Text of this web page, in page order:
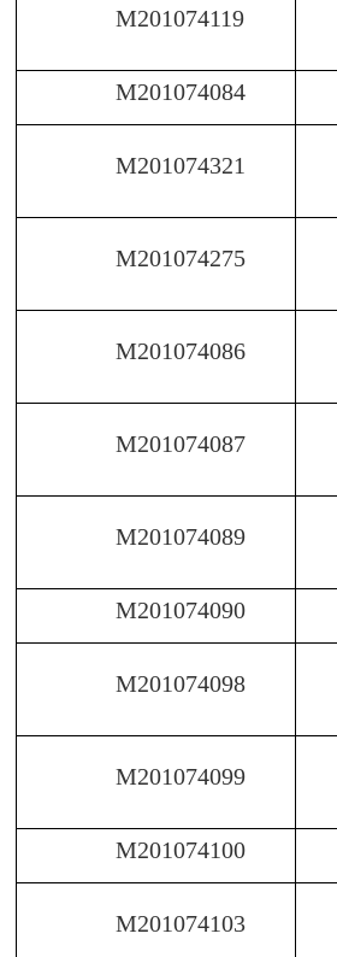
M201074119
M201074084
M201074321
M201074275
M201074086
M201074087
M201074089
M201074090
M201074098
M201074099
M201074100
M201074103